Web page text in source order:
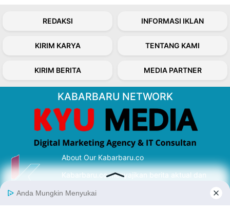
REDAKSI INFORMASI IKLAN
KIRIM KARYA TENTANG KAMI
KIRIM BERITA MEDIA PARTNER
KABARBARU NETWORK
About Our Kabarbaru.co
Kabarbaru.co menyajikan berita aktual dan
serta terverifikasi dari sumber yang tepat.